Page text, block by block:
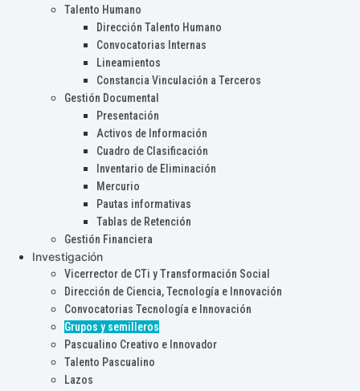
Talento Humano
Dirección Talento Humano
Convocatorias Internas
Lineamientos
Constancia Vinculación a Terceros
Gestión Documental
Presentación
Activos de Información
Cuadro de Clasificación
Inventario de Eliminación
Mercurio
Pautas informativas
Tablas de Retención
Gestión Financiera
Investigación
Vicerrector de CTi y Transformación Social
Dirección de Ciencia, Tecnología e Innovación
Convocatorias Tecnología e Innovación
Grupos y semilleros
Pascualino Creativo e Innovador
Talento Pascualino
Lazos